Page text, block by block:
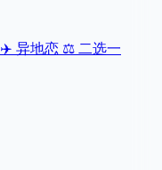
✈️ 异地恋 ⚖️ 二选一